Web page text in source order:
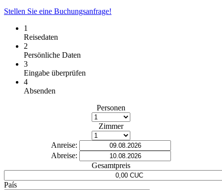
Stellen Sie eine Buchungsanfrage!
1
Reisedaten
2
Persönliche Daten
3
Eingabe überprüfen
4
Absenden
Personen
Zimmer
Anreise:
Abreise:
Gesamtpreis
País